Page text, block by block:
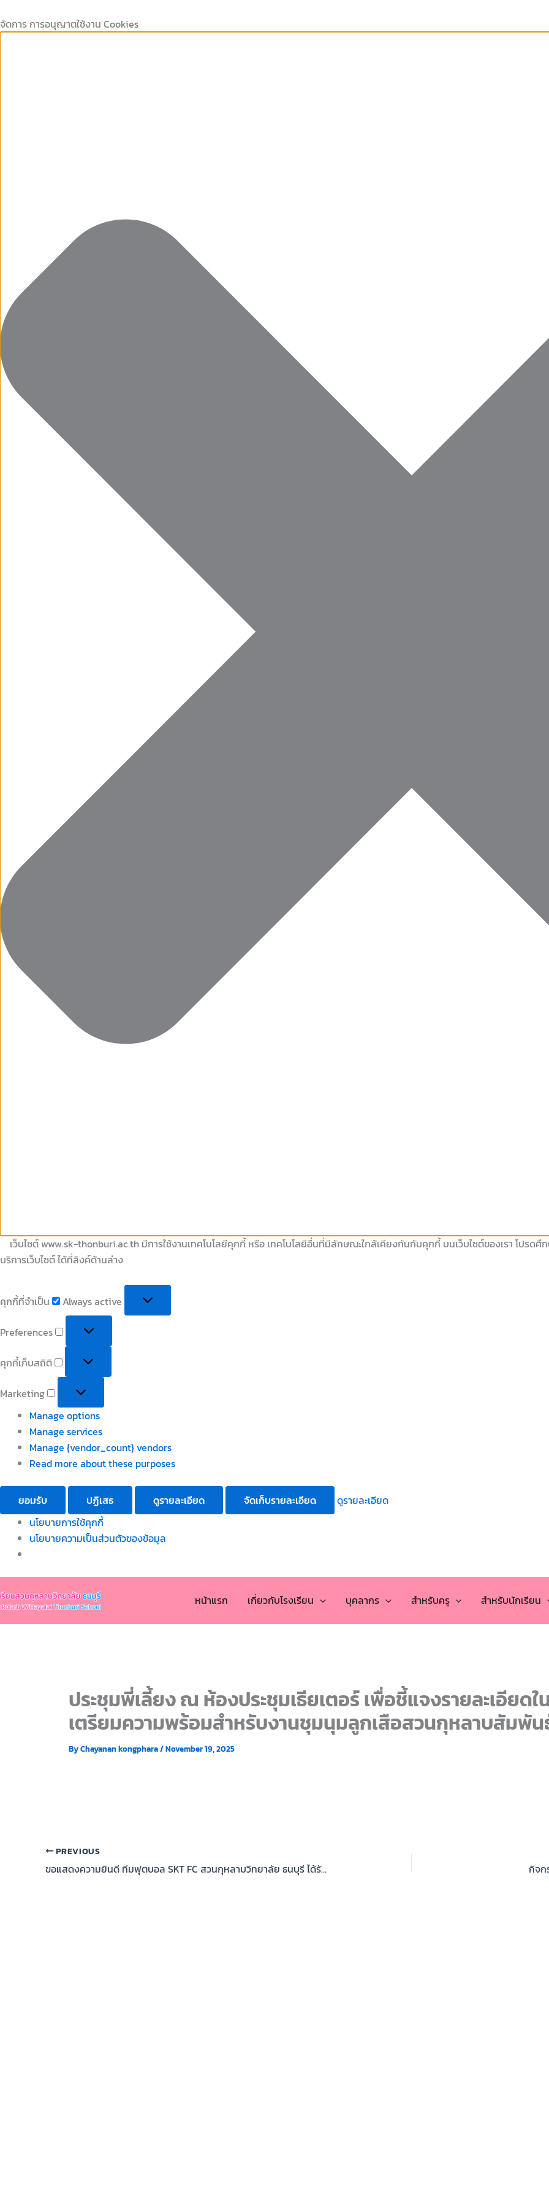
จัดการ การอนุญาตใช้งาน Cookies
เว็บไซต์ www.sk-thonburi.ac.th มีการใช้งานเทคโนโลยีคุกกี้ หรือ เทคโนโลยีอื่นที่มีลักษณะใกล้เคียงกันกับคุกกี้ บนเว็บไซต์ของเรา โปรด
บริการเว็บไซต์ ได้ที่ลิงค์ด้านล่าง
คุกกี้ที่จำเป็น
จำเป็น
Always active
Preferences
คุกกี้เก็บสถิติ
เก็บ
สถิติ
Marketing
Manage options
Manage services
Manage {vendor_count} vendors
Read more about these purposes
ยอมรับ ปฏิเสธ ดูรายละเอียด จัดเก็บรายละเอียด
ดูรายละเอียด
นโยบายการใช้คุกกี้
นโยบายความเป็นส่วนตัวของข้อมูล
to
หน้าแรก เกี่ยวกับโรงเรียน บุคลากร สำหรับครู สำหรับนักเรียน
ประชุมพี่เลี้ยง ณ ห้องประชุมเธียเตอร์ เพื่อชี้แจงรายละเอียด
เตรียมความพร้อมสำหรับงานชุมนุมลูกเสือสวนกุหลาบสัมพัน
ByChayanan kongphara/November 19, 2025
PREVIOUS
ขอแสดงความยินดี ทีมฟุตบอล SKT FC สวนกุหลาบวิทยาลัย ธนบุรี ได้รับรางวัลรองชนะเลิศ อันดีบ 2 การแข่งขันกีฬาฟุตบอล 7 คน รุ่นอายุไม่เกิน 18 ปีชาย ในรายการ “31TH YEAR ANIVERSARY TAWEETHAPISEK BANGKHUNTHIAN FOOTBALL COMPETITION 2025” กิจก